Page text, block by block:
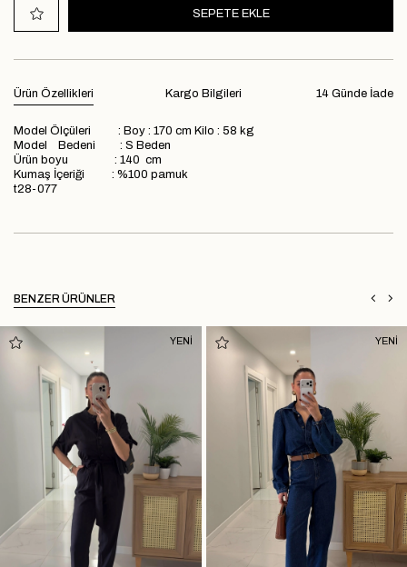
Ürün Özellikleri 14 Günde İade
Kargo Bilgileri
Model Ölçüleri : Boy : 170 cm Kilo : 58 kg
Model Bedeni : S Beden
Ürün boyu : 140 cm
Kumaş İçeriği : %100 pamuk
t28-077
BENZER ÜRÜNLER
YENİ YENİ